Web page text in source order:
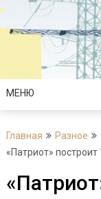
Перейти
содержимому
МЕНЮ
Главная
Разное
«Патриот»